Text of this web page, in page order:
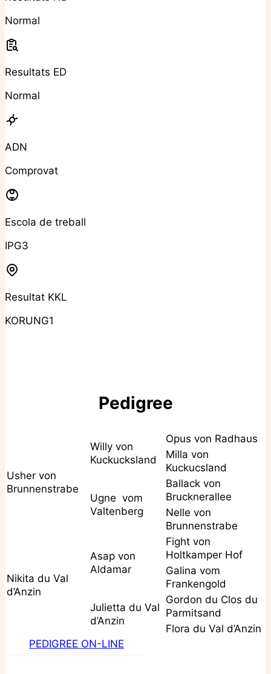
Normal
Resultats ED
Normal
ADN
Comprovat
Escola de treball
IPG3
Resultat KKL
KORUNG1
Pedigree
Usher von
Brunnenstrabe
Willy von
Kuckucksland
Opus von Radhaus
Milla von
Kuckucsland
Ugne vom
Valtenberg
Ballack von
Brucknerallee
Nelle von
Brunnenstrabe
Nikita du Val
d’Anzin
Asap von
Aldamar
Fight von
Holtkamper Hof
Galina vom
Frankengold
Julietta du Val
d’Anzin
Gordon du Clos du
Parmitsand
Flora du Val d’Anzin
PEDIGREE ON-LINE